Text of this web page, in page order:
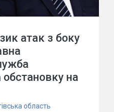
атак з боку
обстановку на
область